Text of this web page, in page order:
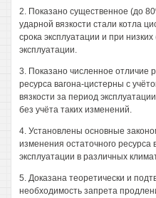
2. Показано существенное (до
ударной вязкости стали котла
срока эксплуатации и при
эксплуатации.
3. Показано численное отличие
ресурса вагона-цистерны с
вязкости за период
без учёта таких изменений.
4. Установлены основные
изменения остаточного ресурса
эксплуатации в различных
5. Доказана теоретически и
необходимость запрета